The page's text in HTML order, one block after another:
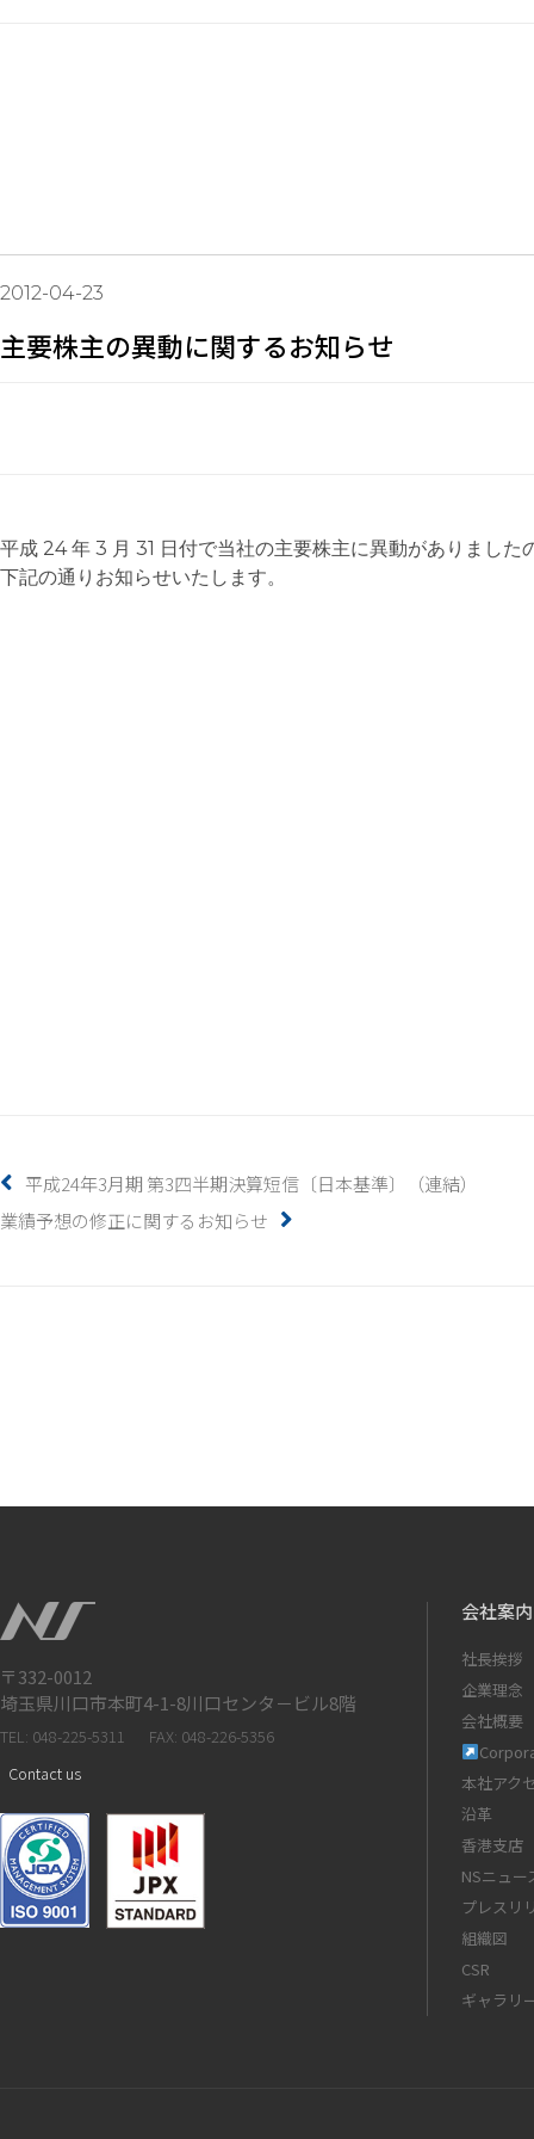
2012-04-23
主要株主の異動に関するお知らせ
平成 24 年 3 月 31 日付で当社の主要株主に異動がありました
下記の通りお知らせいたします。
平成24年3月期 第3四半期決算短信〔日本基準〕（連結）
業績予想の修正に関するお知らせ
〒332-0012
埼玉県川口市本町4-1-8川口センタ－ビル8階
TEL: 048-225-5311
FAX: 048-226-5356
Contact us
会社案内
社長挨拶
企業理念
会社概要
本社アク
沿革
香港支店
NSニュー
プレスリ
組織図
CSR
ギャラリ